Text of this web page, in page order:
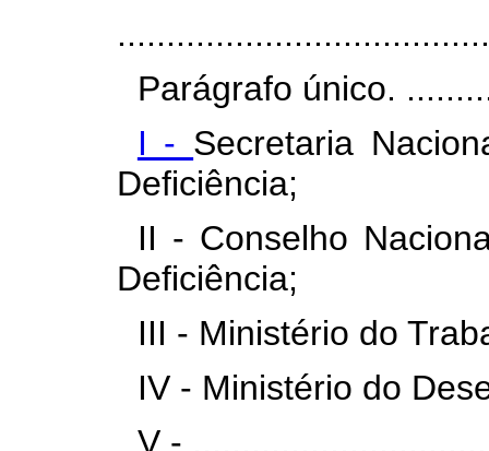
Parágrafo único.
I - Secretaria
Deficiência;
II - Conselho
Deficiência;
III - Ministério do
IV - Ministério do
V -